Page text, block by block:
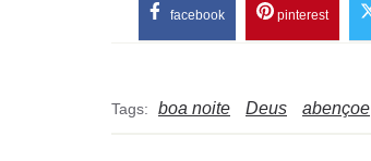
facebook pinterest
Tags: boa noite Deus abençoe